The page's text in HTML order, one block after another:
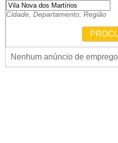
Cidade, Departamento, Região
Nenhum anúncio de